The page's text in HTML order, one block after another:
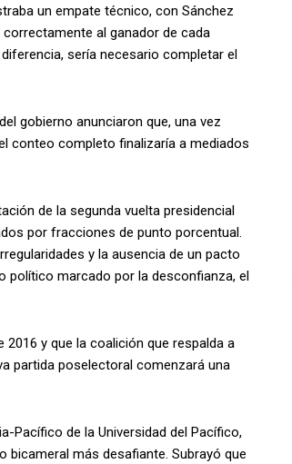
un empate técnico, con Sánchez
al ganador de cada
sería necesario completar el
gobierno anunciaron que, una vez
conteo completo finalizaría a mediados
de la segunda vuelta presidencial
por fracciones de punto porcentual.
y la ausencia de un pacto
político marcado por la desconfianza, el
y que la coalición que respalda a
partida poselectoral comenzará una
Pacífico de la Universidad del Pacífico,
bicameral más desafiante. Subrayó que